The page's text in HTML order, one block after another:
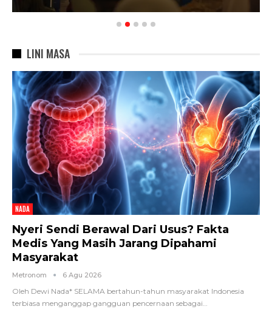
LINI MASA
NADA
Nyeri Sendi Berawal Dari Usus? Fakta
Medis Yang Masih Jarang Dipahami
Masyarakat
Metronom 6 Agu 2026
Oleh Dewi Nada* SELAMA bertahun-tahun masyarakat Indonesia
terbiasa menganggap gangguan pencernaan sebagai